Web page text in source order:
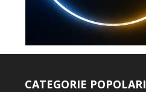
CATEGORIE POPOLARI